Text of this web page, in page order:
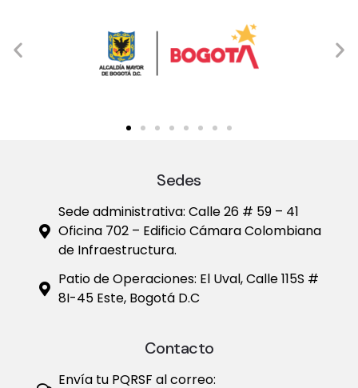
Sedes
Sede administrativa: Calle 26 # 59 – 41
Oficina 702 – Edificio Cámara Colombiana
de Infraestructura.
Patio de Operaciones: El Uval, Calle 115S #
8I-45 Este, Bogotá D.C
Contacto
Envía tu PQRSF al correo: